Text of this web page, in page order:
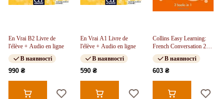
En Vrai B2 Livre de
l'élève + Audio en ligne
В наявності
990 ₴
En Vrai A1 Livre de
l'élève + Audio en ligne
В наявності
590 ₴
Collins Easy Learning:
French Conversation 2nd
Edition
В наявності
603 ₴